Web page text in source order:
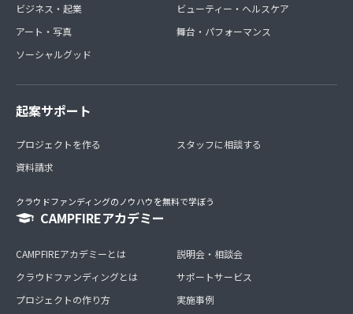
ビジネス・起業
アート・写真
ソーシャルグッド
ビューティー・ヘルスケア
舞台・パフォーマンス
起案サポート
プロジェクトを作る
資料請求
スタッフに相談する
クラウドファンディングのノウハウを無料で学ぼう
CAMPFIREアカデミー
CAMPFIREアカデミーとは
クラウドファンディングとは
プロジェクトの作り方
説明会・相談会
サポートサービス
実施事例